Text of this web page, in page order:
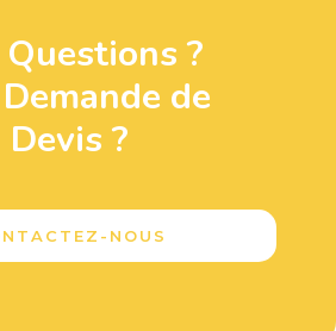
Questions ?
de
Devis ?
NOUS